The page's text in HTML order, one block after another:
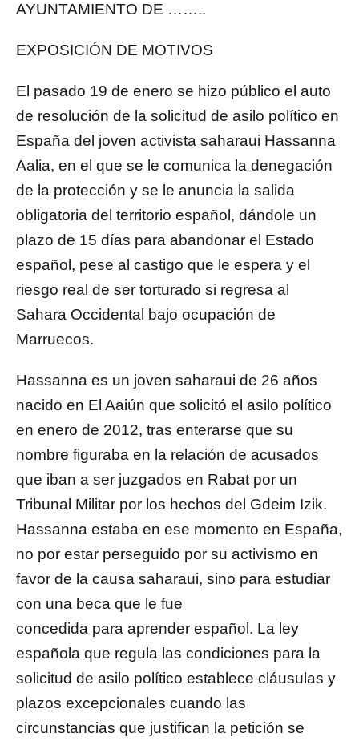
AYUNTAMIENTO DE ……..
EXPOSICIÓN DE MOTIVOS
El pasado 19 de enero se hizo público el auto
de resolución de la solicitud de asilo político en
España del joven activista saharaui Hassanna
Aalia, en el que se le comunica la denegación
de la protección y se le anuncia la salida
obligatoria del territorio español, dándole un
plazo de 15 días para abandonar el Estado
español, pese al castigo que le espera y el
riesgo real de ser torturado si regresa al
Sahara Occidental bajo ocupación de
Marruecos.
Hassanna es un joven saharaui de 26 años
nacido en El Aaiún que solicitó el asilo político
en enero de 2012, tras enterarse que su
nombre figuraba en la relación de acusados
que iban a ser juzgados en Rabat por un
Tribunal Militar por los hechos del Gdeim Izik.
Hassanna estaba en ese momento en España,
no por estar perseguido por su activismo en
favor de la causa saharaui, sino para estudiar
con una beca que le fue
concedida para aprender español. La ley
española que regula las condiciones para la
solicitud de asilo político establece cláusulas y
plazos excepcionales cuando las
circunstancias que justifican la petición se